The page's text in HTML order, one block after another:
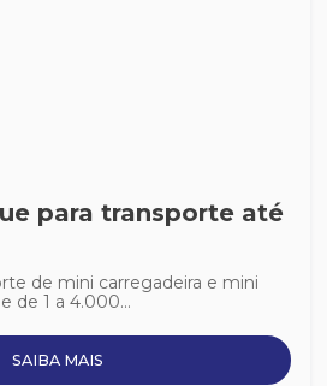
para transporte até
de mini carregadeira e mini
de 1 a 4.000...
SAIBA MAIS